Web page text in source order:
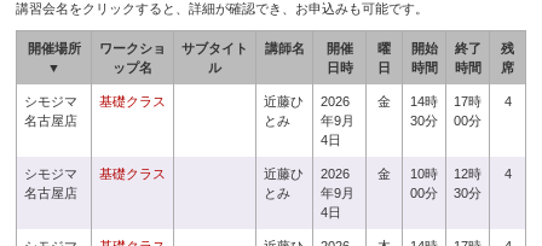
講習会名をクリックすると、詳細が確認でき、お申込みも可能です。
開催場所
▼
ワークショ
ップ名
サブタイト
ル
講師名
開催
日時
曜
日
開始
時間
終了
時間
残
席
シモジマ
名古屋店
基礎クラス
近藤ひ
とみ
2026
年9月
4日
金
14時
30分
17時
00分
4
シモジマ
名古屋店
基礎クラス
近藤ひ
とみ
2026
年9月
4日
金
10時
00分
12時
30分
4